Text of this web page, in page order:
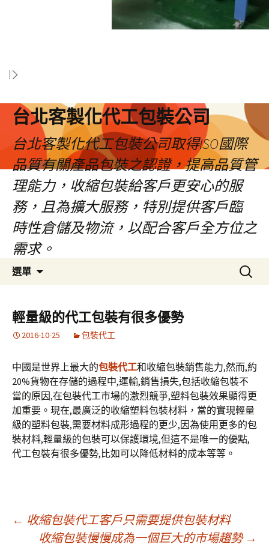
台北客製化代工包裝公司
台北客製化代工包裝公司取得ISO國際
品質有關產品包裝之認證，提高品質管
理能力，收縮包裝給客戶更安心的服
務，且為擴大服務，特別提供客戶臨
時性倉儲及物流，以配合客戶全方位之
需求。
選單
容
區
搜
尋
輕量級的代工包裝有很多優勢
2016-10-25 包裝代工
中國是世界上最大的包裝代工和收縮包裝銷售能力,然而,約
20%貨物在存儲的過程中,運輸,銷售損失,包括收縮包裝不
當的原因,在包裝代工市場的激烈競爭,塑料包裝效果顯得更
加重要。現在,最廣泛的收縮塑料包裝材料，當的實現輕量
級的塑料包裝,需要材料成形過程的更少,因為使用更多的包
裝材料,輕量級的包裝可以保護環境,但這不是唯一的優點,
代工包裝有很多優勢,比如可以降低材料的成本等等。
文
← 收縮包裝代工客戶只需要提供包裝材料
收縮包裝慢慢成為一個巨大的市場趨勢 →